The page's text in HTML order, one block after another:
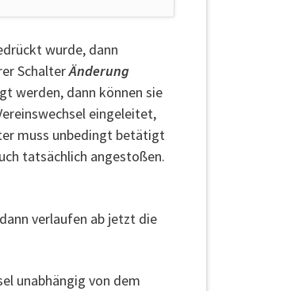
wurde, dann
SchalterÄnderung
werden, dann können sie
eingeleitet,
muss unbedingt betätigt
tatsächlich angestoßen.
verlaufen ab jetzt die
unabhängig von dem